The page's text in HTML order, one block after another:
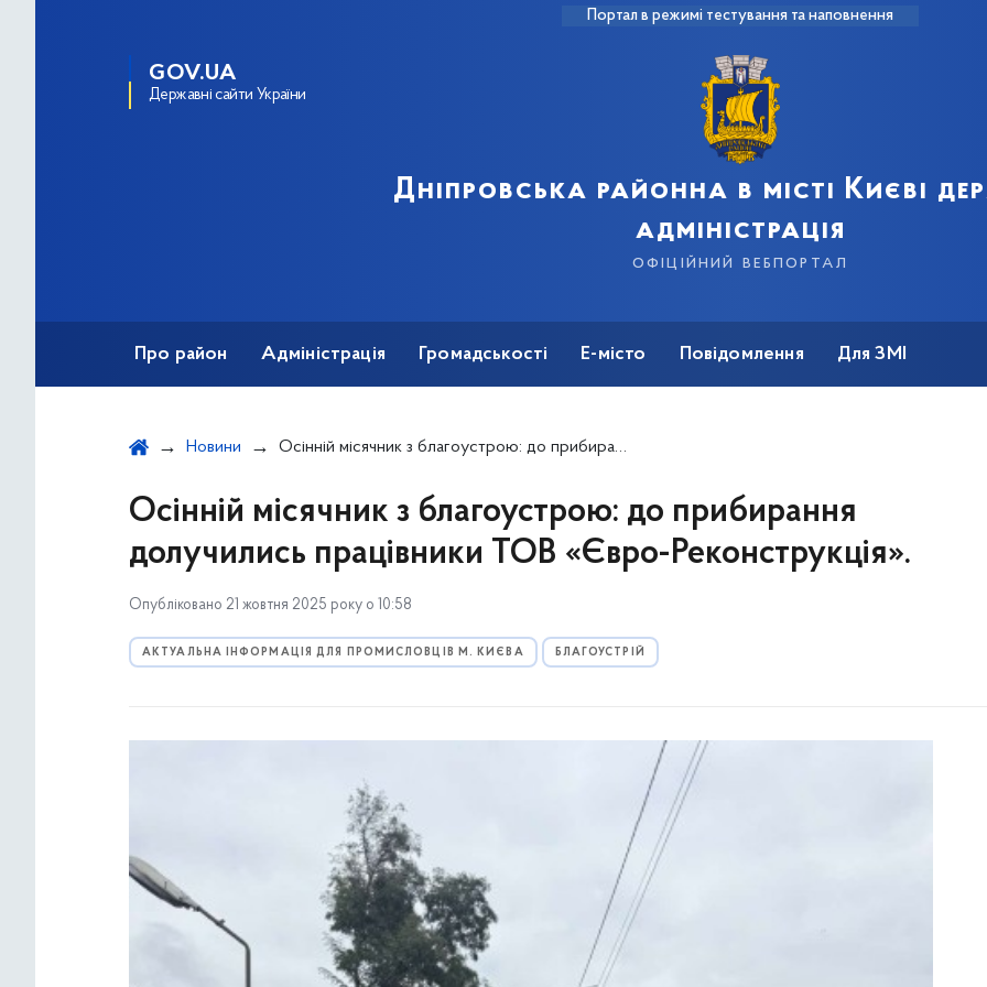
Портал в режимі тестування та наповнення
GOV.UA
Державні сайти України
Дніпровська районна в місті Києві
адміністрація
офіційний вебпортал
Про район Адміністрація Громадськості Е-місто Повідомлення Для ЗМІ
Новини Осінній місячник з благоустрою: до прибирання долучились працівники ТОВ «Євро-Реконструкція».
Осінній місячник з благоустрою: до прибирання
долучились працівники ТОВ «Євро-Реконструкція».
Опубліковано 21 жовтня 2025 року о 10:58
АКТУАЛЬНА ІНФОРМАЦІЯ ДЛЯ ПРОМИСЛОВЦІВ М. КИЄВА БЛАГОУСТРІЙ